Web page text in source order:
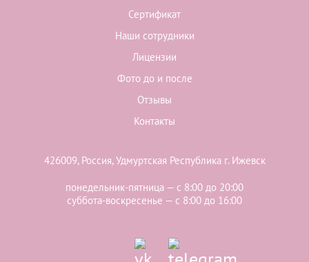
Сертификат
Наши сотрудники
Лицензии
Фото до и после
Отзывы
Контакты
426009, Россия, Удмуртская Республика г. Ижевск
понедельник-пятница — с 8:00 до 20:00
суббота-воскресенье — с 8:00 до 16:00